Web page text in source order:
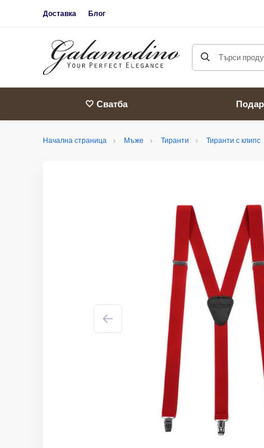
Доставка Блог
Търси
🤍 Сватба
Начална страница Мъже Тиранти Тиранти с клипс